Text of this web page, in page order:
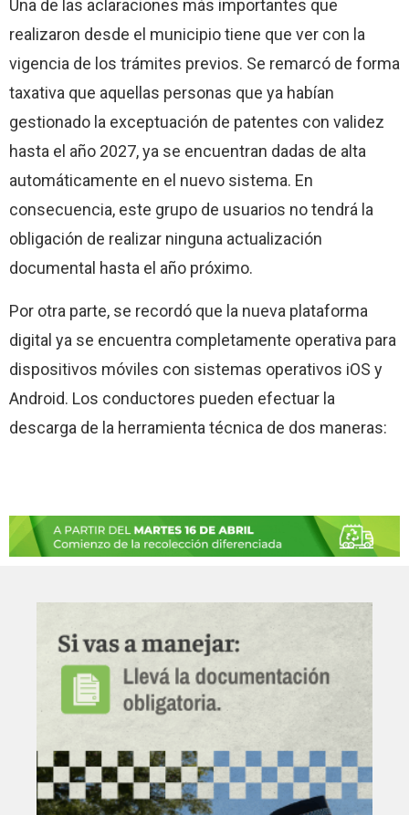
Una de las aclaraciones más importantes que
realizaron desde el municipio tiene que ver con la
vigencia de los trámites previos. Se remarcó de forma
taxativa que aquellas personas que ya habían
gestionado la exceptuación de patentes con validez
hasta el año 2027, ya se encuentran dadas de alta
automáticamente en el nuevo sistema. En
consecuencia, este grupo de usuarios no tendrá la
obligación de realizar ninguna actualización
documental hasta el año próximo.
Por otra parte, se recordó que la nueva plataforma
digital ya se encuentra completamente operativa para
dispositivos móviles con sistemas operativos iOS y
Android. Los conductores pueden efectuar la
descarga de la herramienta técnica de dos maneras: